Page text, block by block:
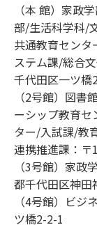
（本 館）家政
部/生活科学科/
共通教育セン
ステム課/総合
千代田区一ツ橋
（2号館）図
ーシップ教育
ター/入試課/教
連携推進課：〒
（3号館）家
都千代田区神田
（4号館）ビ
ツ橋2-2-1